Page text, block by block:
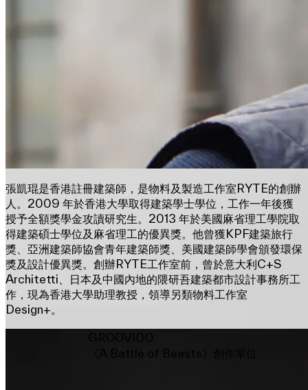
張凱琨是香港註冊建築師，是物料及製造工作室RYTE的創辦
人。2009 年於香港大學取得建築學士學位，工作一年後獲
授予全額獎學金攻讀研究生。2013 年於美國麻省理工學院取
得建築碩士學位及麻省理工的優異獎。他曾獲KPF建築旅行
獎、亞洲建築師協會青年建築師獎、美國建築師學會頒發環保
獎及設計優異獎。創辦RYTE工作室前，曾於意大利C+S
Architetti、日本及中國內地的隈研吾建築都市設計事務所工
作，現為香港大學助理教授，領導另類物料工作室
Design+。